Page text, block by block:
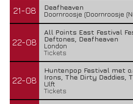
21-08
Deafheaven
Doornroosje (Doornroosje
22-08
All Points East Festival
Deftones, Deafheaven
London
Tickets
22-08
Huntenpop Festival met
Irons, The Dirty Daddies,
Ulft
Tickets